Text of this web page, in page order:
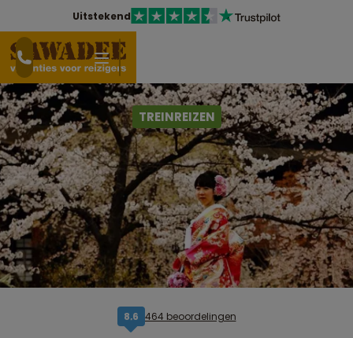
Uitstekend
TREINREIZEN
8,6 464 beoordelingen